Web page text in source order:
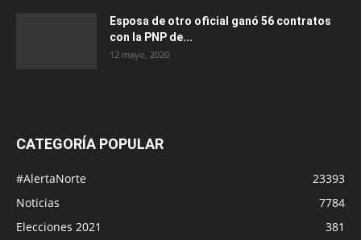
Esposa de otro oficial ganó 56 contratos
con la PNP de...
12 mayo, 2020
CATEGORÍA POPULAR
#AlertaNorte
23393
Noticias
7784
Elecciones 2021
381